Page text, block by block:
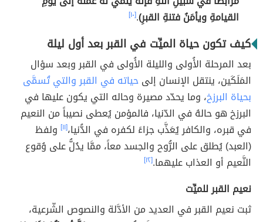
القيامةِ ويأمَنُ فتنةِ القبرِ).[١٠]
كيف تكون حياة الميِّت في القبر بعد أول ليلة
بعد المرحلة الأُولى والليلة الأُولى في القبر وبعد سؤال
المَلَكَين، ينتقل الإنسان إلىحياته في القبر والتي تُسمَّى
بحياة البرزخ، وما يحدّد مصيرة وحاله التي يكون عليها في
البرزخ هو حالهُ في الدّنيا، فالمؤمن يُعطى نصيباً من النعيم
في قبره، والكافر يُعَذَّب جزاءً لكفره في الدُّنيا،[١١]
ولفظ
(العبد) يُطلق على الرُّوح والجسد معاً، ممَّا يدُلُّ على وُقوع
النَّعيم أو العذاب عليهما.[١٢]
نعيم القبر للميِّت
ثبت نعيم القبر في العديد من الأدَّلة والنصوص الشّرعية،